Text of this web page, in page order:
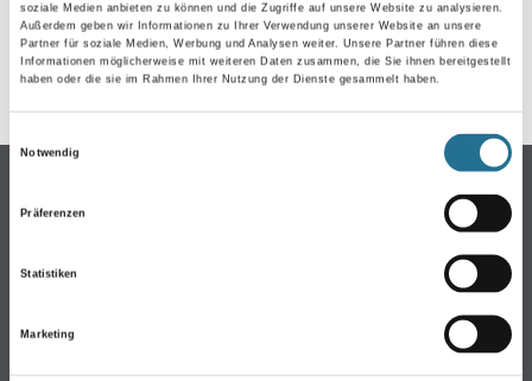
soziale Medien anbieten zu können und die Zugriffe auf unsere Website zu analysieren.
Außerdem geben wir Informationen zu Ihrer Verwendung unserer Website an unsere
Partner für soziale Medien, Werbung und Analysen weiter. Unsere Partner führen diese
Informationen möglicherweise mit weiteren Daten zusammen, die Sie ihnen bereitgestellt
haben oder die sie im Rahmen Ihrer Nutzung der Dienste gesammelt haben.
Notwendig
Präferenzen
Statistiken
Marketing
DATENBLÄTTER
SPEZIFIKATIONEN
Putze & Spachtelmassen